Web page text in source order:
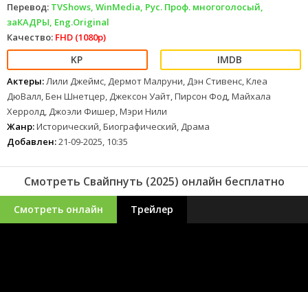
Перевод: TVShows, WinMedia, Рус. Проф. многоголосый,
заКАДРЫ, Eng.Original
Качество: FHD (1080p)
Актеры:Лили Джеймс, Дермот Малруни, Дэн Стивенс, Клеа
ДюВалл, Бен Шнетцер, Джексон Уайт, Пирсон Фод, Майхала
Херролд, Джоэли Фишер, Мэри Нили
Жанр:Исторический, Биографический, Драма
Добавлен:21-09-2025, 10:35
Смотреть Свайпнуть (2025) онлайн бесплатно
Смотреть онлайн Трейлер